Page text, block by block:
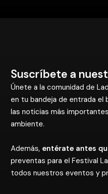
Suscríbete a
Únete a la comunidad de
en tu bandeja de entrada el
las noticias más
ambiente.
Además, entérate antes
preventas para el Festival
todos nuestros eventos y